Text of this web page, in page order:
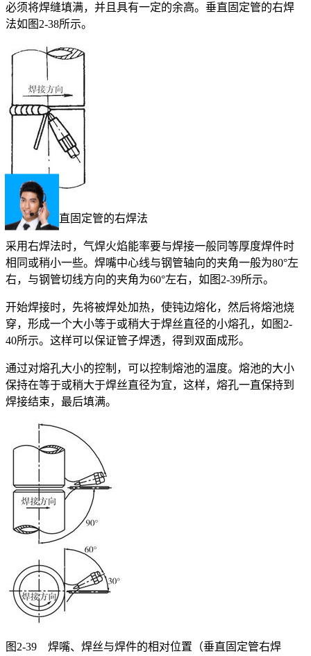
必须将焊缝填满，并且具有一定的余高。垂直固定管的右焊
法如图2-38所示。
图2-38 垂直固定管的右焊法
采用右焊法时，气焊火焰能率要与焊接一般同等厚度焊件时
相同或稍小一些。焊嘴中心线与钢管轴向的夹角一般为80°左
右，与钢管切线方向的夹角为60°左右，如图2-39所示。
开始焊接时，先将被焊处加热，使钝边熔化，然后将熔池烧
穿，形成一个大小等于或稍大于焊丝直径的小熔孔，如图2-
40所示。这样可以保证管子焊透，得到双面成形。
通过对熔孔大小的控制，可以控制熔池的温度。熔池的大小
保持在等于或稍大于焊丝直径为宜，这样，熔孔一直保持到
焊接结束，最后填满。
图2-39 焊嘴、焊丝与焊件的相对位置（垂直固定管右焊